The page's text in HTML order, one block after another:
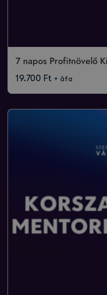
7 napos Profitnövelő
19.700 Ft + áfa